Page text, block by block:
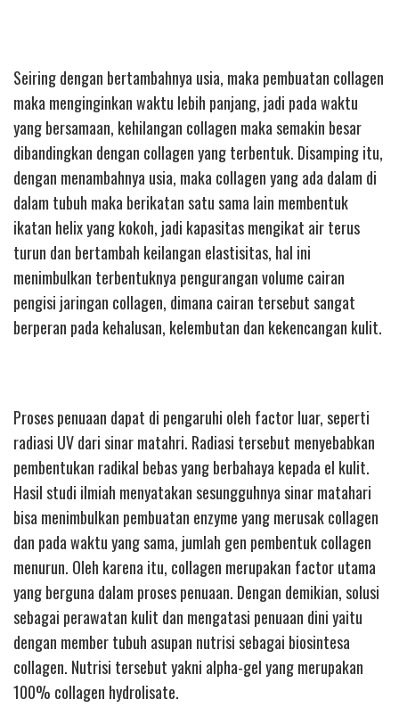
Seiring dengan bertambahnya usia, maka pembuatan collagen
maka menginginkan waktu lebih panjang, jadi pada waktu
yang bersamaan, kehilangan collagen maka semakin besar
dibandingkan dengan collagen yang terbentuk. Disamping itu,
dengan menambahnya usia, maka collagen yang ada dalam di
dalam tubuh maka berikatan satu sama lain membentuk
ikatan helix yang kokoh, jadi kapasitas mengikat air terus
turun dan bertambah keilangan elastisitas, hal ini
menimbulkan terbentuknya pengurangan volume cairan
pengisi jaringan collagen, dimana cairan tersebut sangat
berperan pada kehalusan, kelembutan dan kekencangan kulit.
Proses penuaan dapat di pengaruhi oleh factor luar, seperti
radiasi UV dari sinar matahri. Radiasi tersebut menyebabkan
pembentukan radikal bebas yang berbahaya kepada el kulit.
Hasil studi ilmiah menyatakan sesungguhnya sinar matahari
bisa menimbulkan pembuatan enzyme yang merusak collagen
dan pada waktu yang sama, jumlah gen pembentuk collagen
menurun. Oleh karena itu, collagen merupakan factor utama
yang berguna dalam proses penuaan. Dengan demikian, solusi
sebagai perawatan kulit dan mengatasi penuaan dini yaitu
dengan member tubuh asupan nutrisi sebagai biosintesa
collagen. Nutrisi tersebut yakni alpha-gel yang merupakan
100% collagen hydrolisate.